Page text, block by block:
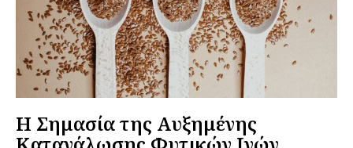
Η Σημασία της Αυξημένης